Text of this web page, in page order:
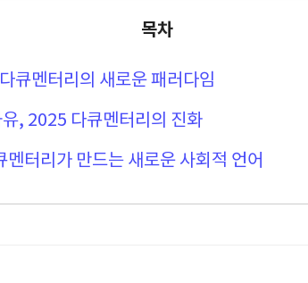
목차
큐멘터리의 새로운 패러다임
, 2025 다큐멘터리의 진화
터리가 만드는 새로운 사회적 언어